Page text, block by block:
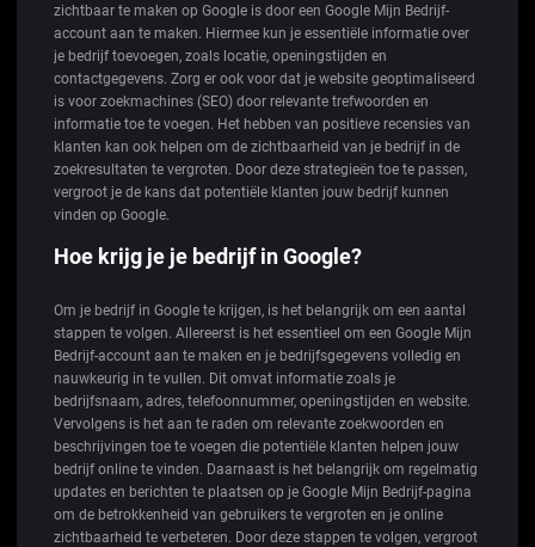
zichtbaar te maken op Google is door een Google Mijn Bedrijf-
account aan te maken. Hiermee kun je essentiële informatie over
je bedrijf toevoegen, zoals locatie, openingstijden en
contactgegevens. Zorg er ook voor dat je website geoptimaliseerd
is voor zoekmachines (SEO) door relevante trefwoorden en
informatie toe te voegen. Het hebben van positieve recensies van
klanten kan ook helpen om de zichtbaarheid van je bedrijf in de
zoekresultaten te vergroten. Door deze strategieën toe te passen,
vergroot je de kans dat potentiële klanten jouw bedrijf kunnen
vinden op Google.
Hoe krijg je je bedrijf in Google?
Om je bedrijf in Google te krijgen, is het belangrijk om een aantal
stappen te volgen. Allereerst is het essentieel om een Google Mijn
Bedrijf-account aan te maken en je bedrijfsgegevens volledig en
nauwkeurig in te vullen. Dit omvat informatie zoals je
bedrijfsnaam, adres, telefoonnummer, openingstijden en website.
Vervolgens is het aan te raden om relevante zoekwoorden en
beschrijvingen toe te voegen die potentiële klanten helpen jouw
bedrijf online te vinden. Daarnaast is het belangrijk om regelmatig
updates en berichten te plaatsen op je Google Mijn Bedrijf-pagina
om de betrokkenheid van gebruikers te vergroten en je online
zichtbaarheid te verbeteren. Door deze stappen te volgen, vergroot